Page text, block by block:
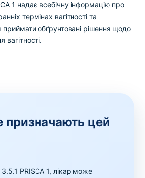
1 надає всебічну інформацію про
термінах вагітності та
обґрунтовані рішення щодо
вагітності.
цей
PRISCA 1, лікар може